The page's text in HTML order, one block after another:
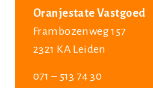
Oranjestate Vastgoed
Frambozenweg 157
2321 KA Leiden
071 – 513 74 30